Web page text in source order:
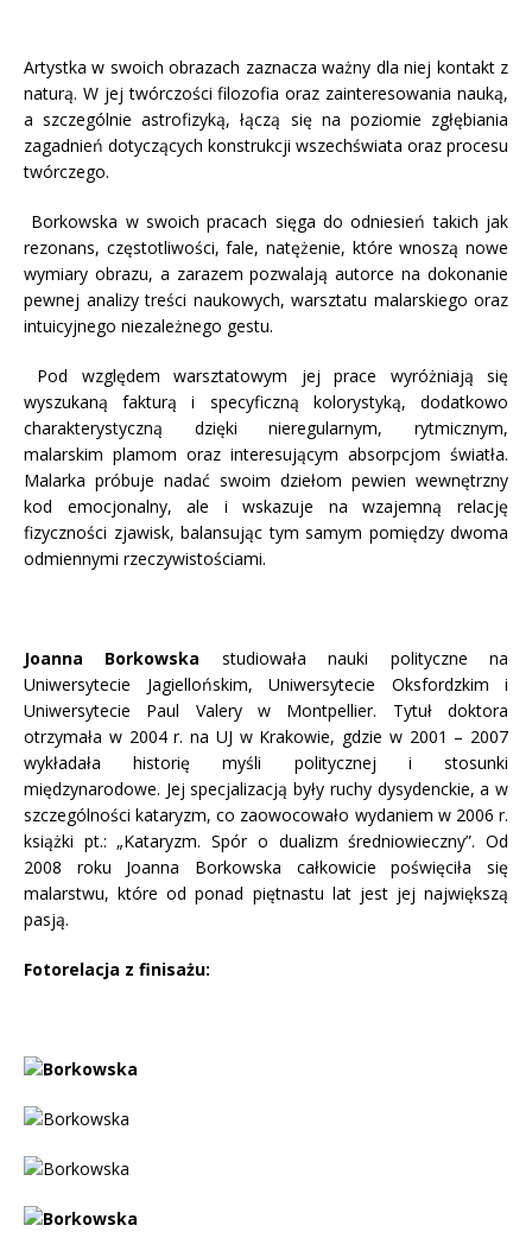
Artystka w swoich obrazach zaznacza ważny dla niej kontakt z
naturą. W jej twórczości filozofia oraz zainteresowania nauką,
a szczególnie astrofizyką, łączą się na poziomie zgłębiania
zagadnień dotyczących konstrukcji wszechświata oraz procesu
twórczego.
Borkowska w swoich pracach sięga do odniesień takich jak
rezonans, częstotliwości, fale, natężenie, które wnoszą nowe
wymiary obrazu, a zarazem pozwalają autorce na dokonanie
pewnej analizy treści naukowych, warsztatu malarskiego oraz
intuicyjnego niezależnego gestu.
Pod względem warsztatowym jej prace wyróżniają się
wyszukaną fakturą i specyficzną kolorystyką, dodatkowo
charakterystyczną dzięki nieregularnym, rytmicznym,
malarskim plamom oraz interesującym absorpcjom światła.
Malarka próbuje nadać swoim dziełom pewien wewnętrzny
kod emocjonalny, ale i wskazuje na wzajemną relację
fizyczności zjawisk, balansując tym samym pomiędzy dwoma
odmiennymi rzeczywistościami.
Joanna Borkowska studiowała nauki polityczne na
Uniwersytecie Jagiellońskim, Uniwersytecie Oksfordzkim i
Uniwersytecie Paul Valery w Montpellier. Tytuł doktora
otrzymała w 2004 r. na UJ w Krakowie, gdzie w 2001 – 2007
wykładała historię myśli politycznej i stosunki
międzynarodowe. Jej specjalizacją były ruchy dysydenckie, a w
szczególności kataryzm, co zaowocowało wydaniem w 2006 r.
książki pt.: „Kataryzm. Spór o dualizm średniowieczny”. Od
2008 roku Joanna Borkowska całkowicie poświęciła się
malarstwu, które od ponad piętnastu lat jest jej największą
pasją.
Fotorelacja z finisażu: